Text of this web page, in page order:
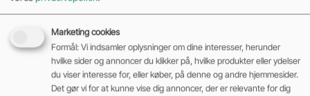
Marketing cookies
Formål: Vi indsamler oplysninger om dine interesser, herunder
hvilke sider og annoncer du klikker på, hvilke produkter eller ydelser
du viser interesse for, eller køber, på denne og andre hjemmesider.
Det gør vi for at kunne vise dig annoncer, der er relevante for dig